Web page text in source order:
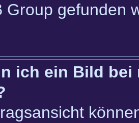
Group gefunden
ich ein Bild bei